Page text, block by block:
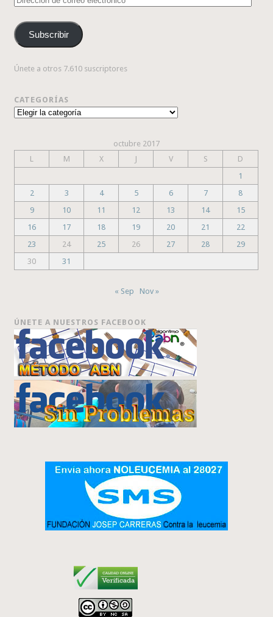
correo
electrónico
Subscribir
Únete a otros 7.610 suscriptores
CATEGORÍAS
Categorías
octubre 2017
L
M X J V S
D
1
2
3 4 5 6 7
8
9
10 11 12 13 14
15
16
17 18 19 20 21
22
23
24 25 26 27 28
29
30
31
« Sep Nov »
ÚNETE A NUESTROS FACEBOOK